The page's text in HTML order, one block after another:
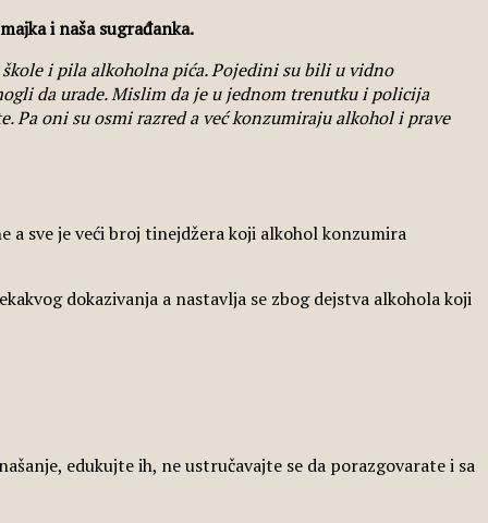
i naša sugrađanka.
škole i pila alkoholna pića. Pojedini su bili u vidno
da urade. Mislim da je u jednom trenutku i policija
Pa oni su osmi razred a već konzumiraju alkohol i prave
a sve je veći broj tinejdžera koji alkohol konzumira
dokazivanja a nastavlja se zbog dejstva alkohola koji
edukujte ih, ne ustručavajte se da porazgovarate i sa